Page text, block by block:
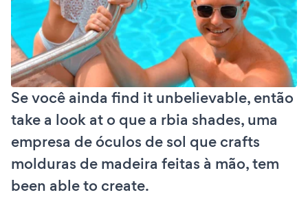
Se você ainda find it unbelievable, então
take a look at o que a rbia shades, uma
empresa de óculos de sol que crafts
molduras de madeira feitas à mão, tem
been able to create.